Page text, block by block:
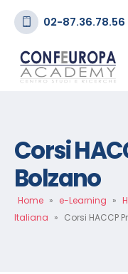
02-87.36.78.56
Corsi
Bolzano
Home » e-Learning »
Italiana » Corsi HACCP